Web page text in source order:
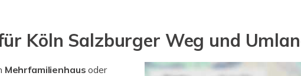
Köln Salzburger Weg und
Mehrfamilienhaus oder